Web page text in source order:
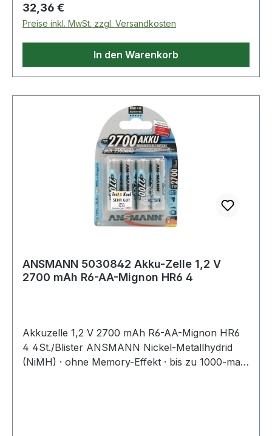
Akku Analyse, Schnellladung, IQ-Abschaltung,
Top-Off Ladung, Erhaltungsladung) · für den 9V
E-Block gibt es zusätzlich die Funktionen des
Kapazitätsschnelltests Weitere technische
Regulärer Preis:
32,36 €
Preise inkl. MwSt. zzgl. Versandkosten
In den Warenkorb
ANSMANN 5030842 Akku-Zelle 1,2 V
2700 mAh R6-AA-Mignon HR6 4
Akkuzelle 1,2 V 2700 mAh R6-AA-Mignon HR6
4 4St./Blister ANSMANN Nickel-Metallhydrid
(NiMH) · ohne Memory-Effekt · bis zu 1000-mal